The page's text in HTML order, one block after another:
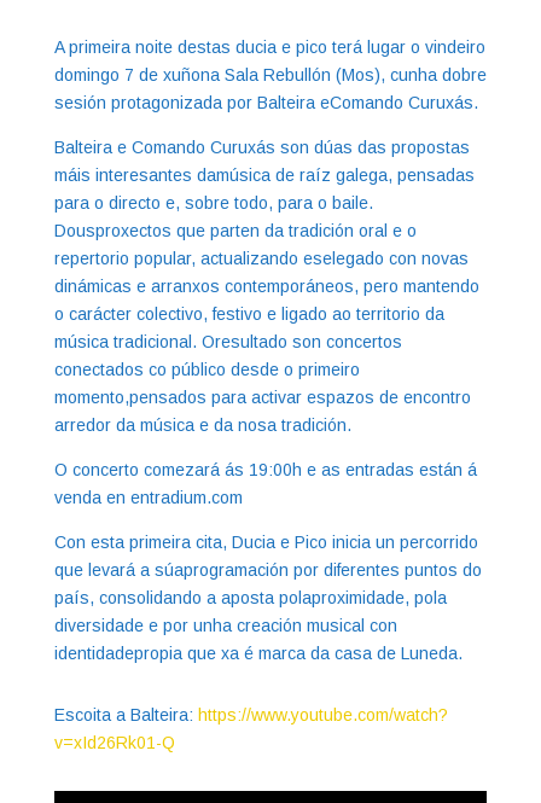
A primeira noite destas ducia e pico terá lugar o vindeiro
domingo 7 de xuñona Sala Rebullón (Mos), cunha dobre
sesión protagonizada por Balteira eComando Curuxás.
Balteira e Comando Curuxás son dúas das propostas
máis interesantes damúsica de raíz galega, pensadas
para o directo e, sobre todo, para o baile.
Dousproxectos que parten da tradición oral e o
repertorio popular, actualizando eselegado con novas
dinámicas e arranxos contemporáneos, pero mantendo
o carácter colectivo, festivo e ligado ao territorio da
música tradicional. Oresultado son concertos
conectados co público desde o primeiro
momento,pensados para activar espazos de encontro
arredor da música e da nosa tradición.
O concerto comezará ás 19:00h e as entradas están á
venda en entradium.com
Con esta primeira cita, Ducia e Pico inicia un percorrido
que levará a súaprogramación por diferentes puntos do
país, consolidando a aposta polaproximidade, pola
diversidade e por unha creación musical con
identidadepropia que xa é marca da casa de Luneda.
Escoita a Balteira: https://www.youtube.com/watch?
v=xId26Rk01-Q